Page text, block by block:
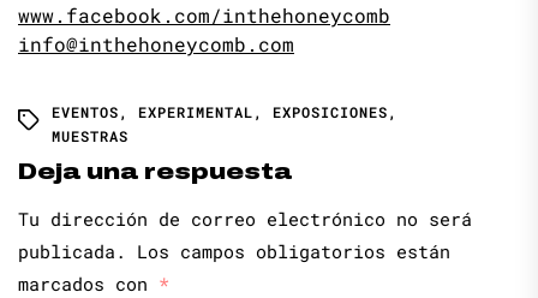
www.facebook.com/inthehoneycomb
info@inthehoneycomb.com
EVENTOS, EXPERIMENTAL, EXPOSICIONES,
MUESTRAS
Deja una respuesta
Tu dirección de correo electrónico no será
publicada.
Los campos obligatorios están
marcados con *